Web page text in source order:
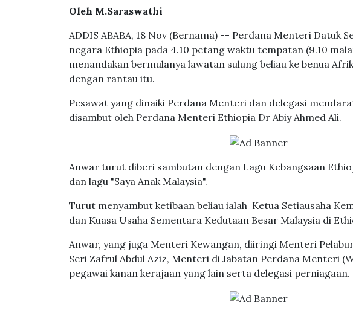
Oleh M.Saraswathi
ADDIS ABABA, 18 Nov (Bernama) -- Perdana Menteri Datuk
negara Ethiopia pada 4.10 petang waktu tempatan (9.10
menandakan bermulanya lawatan sulung beliau ke benua
dengan rantau itu.
Pesawat yang dinaiki Perdana Menteri dan delegasi
disambut oleh Perdana Menteri Ethiopia Dr Abiy Ahmed Ali.
Anwar turut diberi sambutan dengan Lagu Kebangsaan
dan lagu "Saya Anak Malaysia".
Turut menyambut ketibaan beliau ialah Ketua Setiausaha
dan Kuasa Usaha Sementara Kedutaan Besar Malaysia di
Anwar, yang juga Menteri Kewangan, diiringi Menteri
Seri Zafrul Abdul Aziz, Menteri di Jabatan Perdana Menteri
pegawai kanan kerajaan yang lain serta delegasi perniagaan.